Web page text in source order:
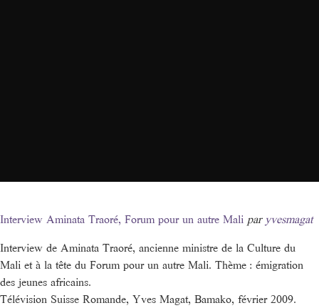
Interview Aminata Traoré, Forum pour un autre Mali par yvesmagat
Interview de Aminata Traoré, ancienne ministre de la Culture du
Mali et à la tête du Forum pour un autre Mali. Thème : émigration
des jeunes africains.
Télévision Suisse Romande, Yves Magat, Bamako, février 2009.